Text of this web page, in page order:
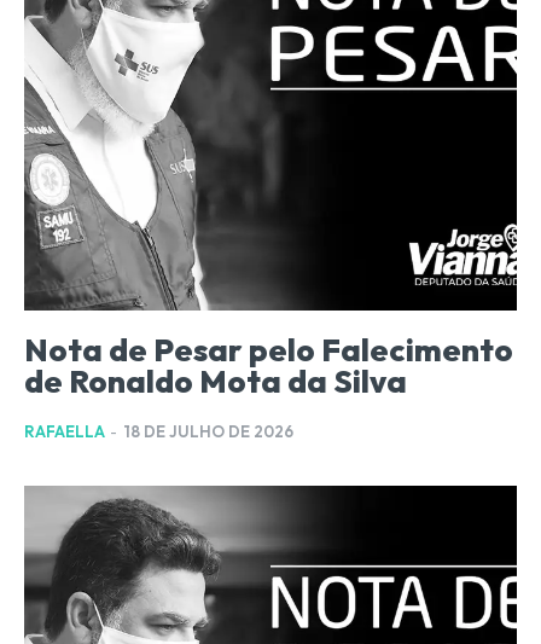
Nota de Pesar pelo Falecimento
de Ronaldo Mota da Silva
RAFAELLA - 18 DE JULHO DE 2026